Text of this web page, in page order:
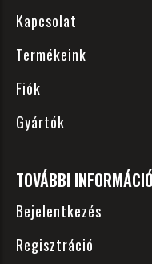
Kapcsolat
Termékeink
Fiók
Gyártók
TOVÁBBI
Bejelentkezés
Regisztráció